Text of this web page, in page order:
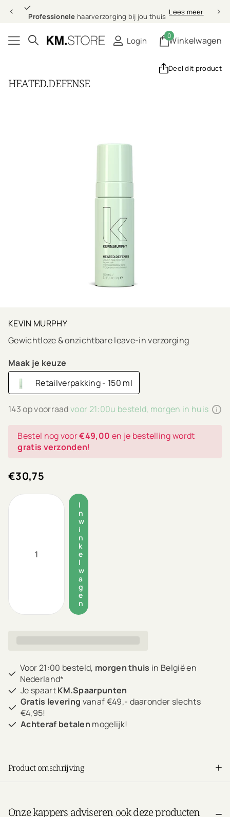
Professionelehaarverzorging bij jou thuis Lees meer
Login Winkelwagen
0
Deel dit product
HEATED.DEFENSE
KEVIN MURPHY
Gewichtloze & onzichtbare leave-in verzorging
Maak je keuze
Retailverpakking - 150 ml
143 op voorraadvoor 21:00u besteld, morgen in huis
Bestel nog voor€49,00 en je bestelling wordt
gratis verzonden!
€30,75
I
n
w
i
n
k
e
l
w
a
g
e
n
Voor 21:00 besteld, morgen thuis in België en
Nederland*
Je spaartKM.Spaarpunten
Gratis levering vanaf €49,- daaronder slechts
€4,95!
Achteraf betalen mogelijk!
Product omschrijving
Onze kappers adviseren ook deze producten